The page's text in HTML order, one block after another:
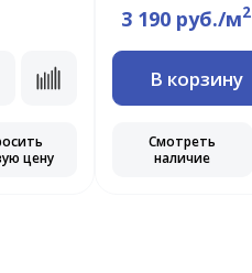
цену
3 190 руб./м2
В корзину
Смотреть
наличие